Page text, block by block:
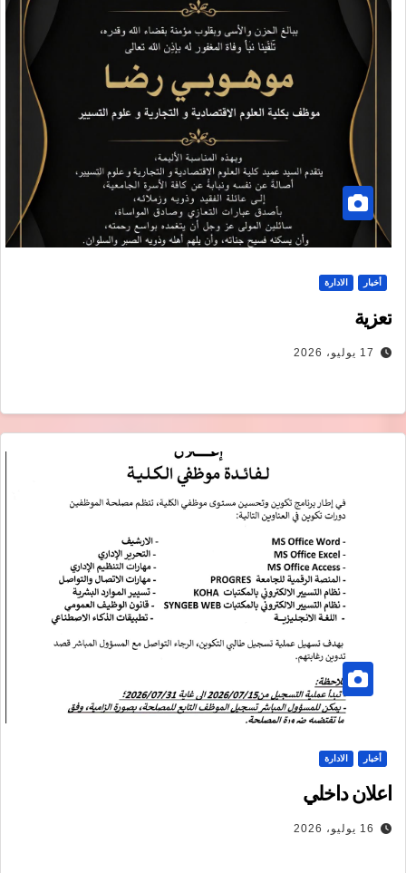
أخبار الادارة
تعزية
17 يوليو، 2026
أخبار الادارة
اعلان داخلي
16 يوليو، 2026